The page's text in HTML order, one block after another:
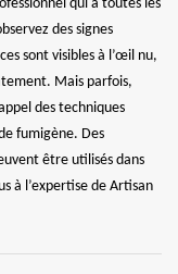
qui a toutes les
des signes
sont visibles à l’œil nu,
Mais parfois,
des techniques
fumigène. Des
être utilisés dans
à l’expertise de Artisan